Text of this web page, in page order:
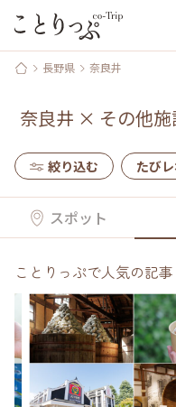
長野県 奈良井
奈良井 × その他
絞り込む たび
スポット
ことりっぷで人気の記事